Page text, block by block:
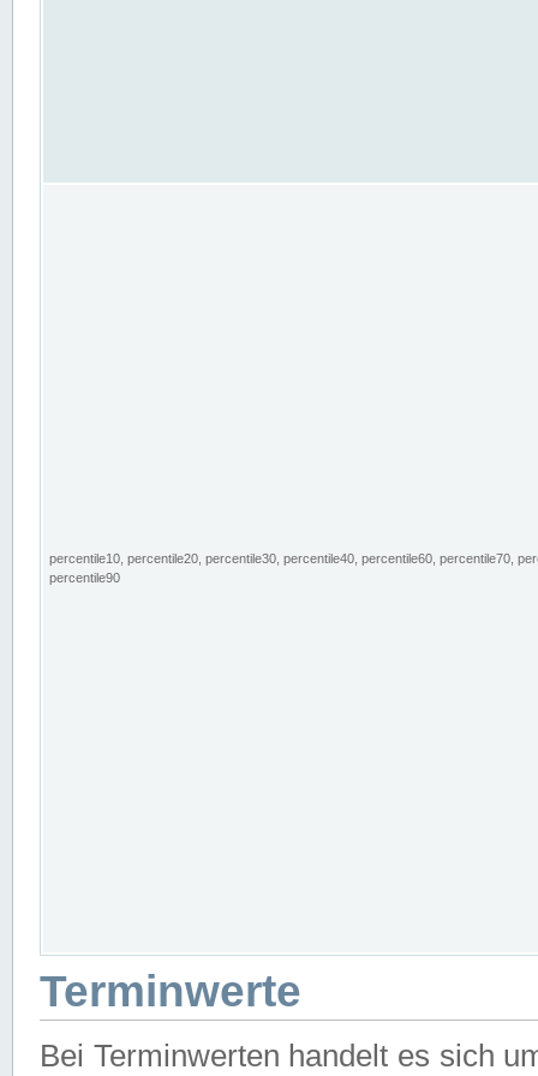
percentile10, percentile20, percentile30, percentile40, percentile60, percentile70,
percentile90
Terminwerte
Bei Terminwerten handelt es sich